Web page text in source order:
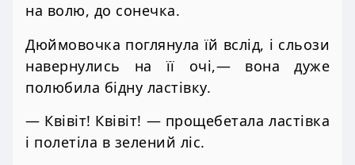
на волю, до сонечка.
Дюймовочка поглянула їй вслід, і сльози
навернулись на її очі,— вона дуже
полюбила бідну ластівку.
— Квівіт! Квівіт! — прощебетала ластівка
і полетіла в зелений ліс.